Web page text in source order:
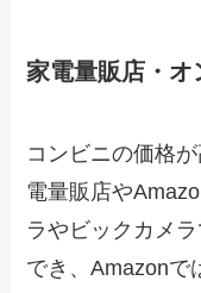
家電量販店・
コンビニの価格
電量販店や
ラやビックカメ
でき、Amazonで